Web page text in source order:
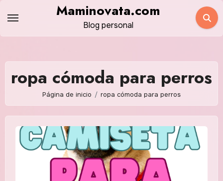
contenido
Maminovata.com
Blog personal
ropa cómoda para perros
Página de inicio ropa cómoda para perros